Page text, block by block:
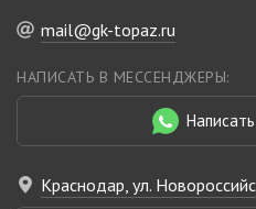
mail@gk-topaz.ru
НАПИСАТЬ В МЕССЕНДЖЕРЫ:
Краснодар, ул.